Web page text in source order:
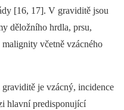
[16, 17]. V graviditě jsou
děložního hrdla, prsu,
včetně vzácného
je vzácný, incidence
hlavní predisponující